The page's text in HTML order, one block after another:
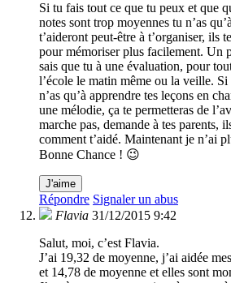
Si tu fais tout ce que tu peux et que
notes sont trop moyennes tu n’as
t’aideront peut-être à t’organiser, ils
pour mémoriser plus facilement. Un
sais que tu à une évaluation, pour
l’école le matin même ou la veille. Si
n’as qu’à apprendre tes leçons en
une mélodie, ça te permetteras de
marche pas, demande à tes parents,
comment t’aidé. Maintenant je n’ai
Bonne Chance ! 😉
J'aime
Répondre Signaler un abus
Flavia 31/12/2015 9:42
Salut, moi, c’est Flavia.
J’ai 19,32 de moyenne, j’ai aidée
et 14,78 de moyenne et elles sont